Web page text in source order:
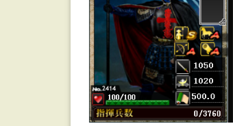
全
部
倍
率
武
将